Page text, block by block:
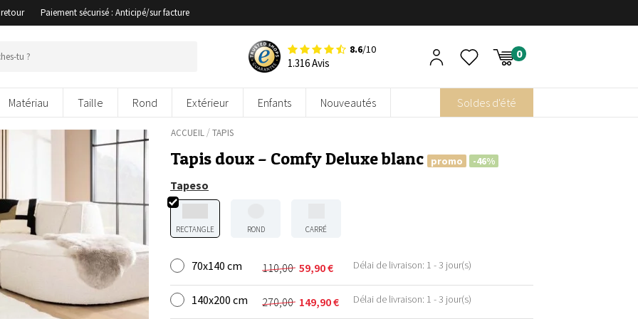
Paiement sécurisé : Anticipé/sur facture
8.6/10
1.316 Avis
Matériau Taille Rond Extérieur Enfants Nouveautés Soldes d'été
ACCUEIL/TAPIS
Tapis doux – Comfy Deluxe blanc promo -46%
Tapeso
RECTANGLE ROND CARRÉ
70x140 cm 110,00
Le
prix
initial
59,90€
Le
prix
actuel
Délai de livraison: 1 - 3 jour(s)
140x200 cm 270,00
Le 149,90€
Le Délai de livraison: 1 - 3 jour(s)